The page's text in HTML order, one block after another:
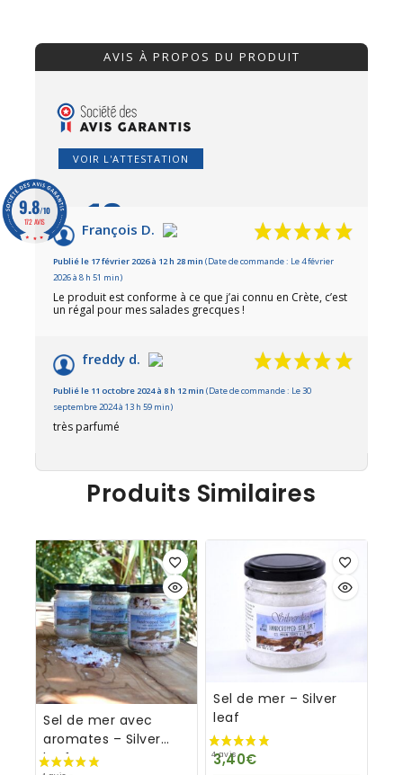
AVIS À PROPOS DU PRODUIT
VOIR L'ATTESTATION
10/10
Basé sur 2 avis
François D.
Publié le 17 février 2026 à 12 h 28 min (Date de commande : Le 4 février
2026 à 8 h 51 min)
Le produit est conforme à ce que j’ai connu en Crète, c’est
un régal pour mes salades grecques !
freddy d.
Publié le 11 octobre 2024 à 8 h 12 min (Date de commande : Le 30
septembre 2024 à 13 h 59 min)
très parfumé
Produits Similaires
Sel de mer avec
aromates – Silver
leaf
Sel de mer – Silver
leaf
3,40€
9.8/10
172 AVIS